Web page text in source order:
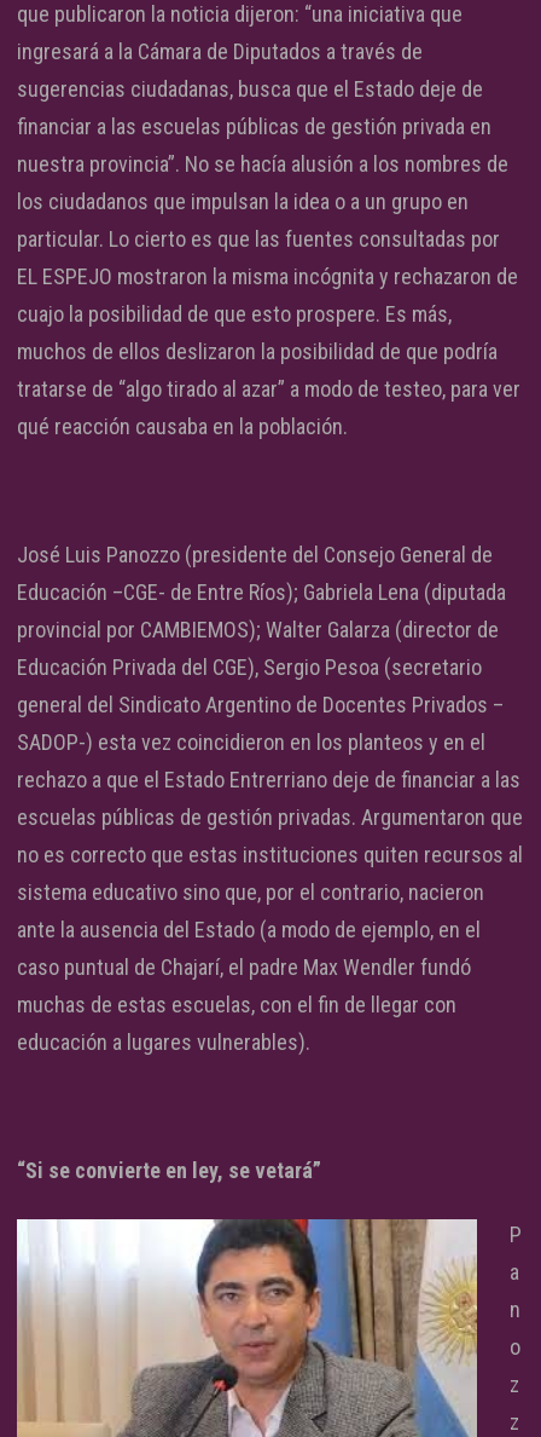
que publicaron la noticia dijeron: “una iniciativa que
ingresará a la Cámara de Diputados a través de
sugerencias ciudadanas, busca que el Estado deje de
financiar a las escuelas públicas de gestión privada en
nuestra provincia”. No se hacía alusión a los nombres de
los ciudadanos que impulsan la idea o a un grupo en
particular. Lo cierto es que las fuentes consultadas por
EL ESPEJO mostraron la misma incógnita y rechazaron de
cuajo la posibilidad de que esto prospere. Es más,
muchos de ellos deslizaron la posibilidad de que podría
tratarse de “algo tirado al azar” a modo de testeo, para ver
qué reacción causaba en la población.
José Luis Panozzo (presidente del Consejo General de
Educación –CGE- de Entre Ríos); Gabriela Lena (diputada
provincial por CAMBIEMOS); Walter Galarza (director de
Educación Privada del CGE), Sergio Pesoa (secretario
general del Sindicato Argentino de Docentes Privados –
SADOP-) esta vez coincidieron en los planteos y en el
rechazo a que el Estado Entrerriano deje de financiar a las
escuelas públicas de gestión privadas. Argumentaron que
no es correcto que estas instituciones quiten recursos al
sistema educativo sino que, por el contrario, nacieron
ante la ausencia del Estado (a modo de ejemplo, en el
caso puntual de Chajarí, el padre Max Wendler fundó
muchas de estas escuelas, con el fin de llegar con
educación a lugares vulnerables).
“Si se convierte en ley, se vetará”
P
a
n
o
z
z